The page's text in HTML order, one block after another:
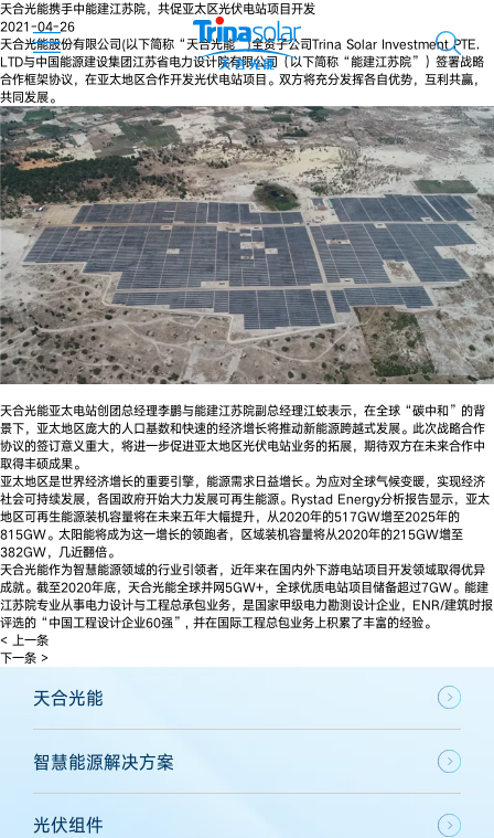
天合光能携手中能建江苏院，共促亚太区光伏电站项目开发
2021-04-26
天合光能股份有限公司(以下简称“天合光能”)全资子公司Trina Solar Investment PTE.
LTD与中国能源建设集团江苏省电力设计院有限公司（以下简称“能建江苏院”）签署战略
合作框架协议，在亚太地区合作开发光伏电站项目。双方将充分发挥各自优势，互利共赢，
共同发展。
天合光能亚太电站创团总经理李鹏与能建江苏院副总经理江蛟表示，在全球“碳中和”的背
景下，亚太地区庞大的人口基数和快速的经济增长将推动新能源跨越式发展。此次战略合作
协议的签订意义重大，将进一步促进亚太地区光伏电站业务的拓展，期待双方在未来合作中
取得丰硕成果。
亚太地区是世界经济增长的重要引擎，能源需求日益增长。为应对全球气候变暖，实现经济
社会可持续发展，各国政府开始大力发展可再生能源。Rystad Energy分析报告显示，亚太
地区可再生能源装机容量将在未来五年大幅提升，从2020年的517GW增至2025年的
815GW。太阳能将成为这一增长的领跑者，区域装机容量将从2020年的215GW增至
382GW，几近翻倍。
天合光能作为智慧能源领域的行业引领者，近年来在国内外下游电站项目开发领域取得优异
成就。截至2020年底，天合光能全球并网5GW+，全球优质电站项目储备超过7GW。能建
江苏院专业从事电力设计与工程总承包业务，是国家甲级电力勘测设计企业，ENR/建筑时报
评选的“中国工程设计企业60强”, 并在国际工程总包业务上积累了丰富的经验。
< 上一条
下一条 >
天合光能
智慧能源解决方案
光伏组件